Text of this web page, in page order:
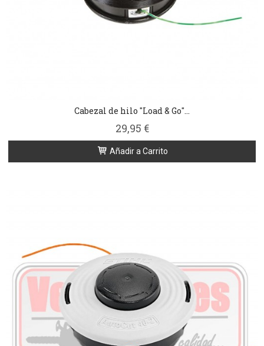
Cabezal de hilo "Load & Go"...
29,95 €
Añadir a Carrito